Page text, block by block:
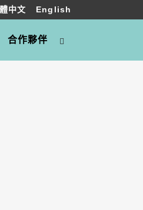
中文 English
合作夥伴